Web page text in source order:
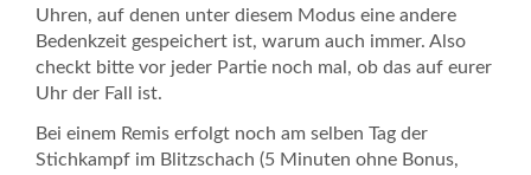
Uhren, auf denen unter diesem Modus eine andere
Bedenkzeit gespeichert ist, warum auch immer. Also
checkt bitte vor jeder Partie noch mal, ob das auf eurer
Uhr der Fall ist.
Bei einem Remis erfolgt noch am selben Tag der
Stichkampf im Blitzschach (5 Minuten ohne Bonus,